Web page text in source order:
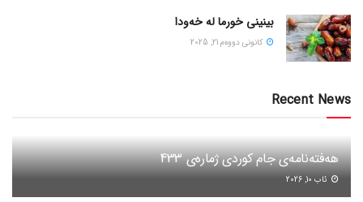
بینینی خورما لە خەودا
كانونی دووه‌م 21, 2025
Recent News
هەفتەنامەی جام کوردی ژمارەی 433
ئاب 10, 2026